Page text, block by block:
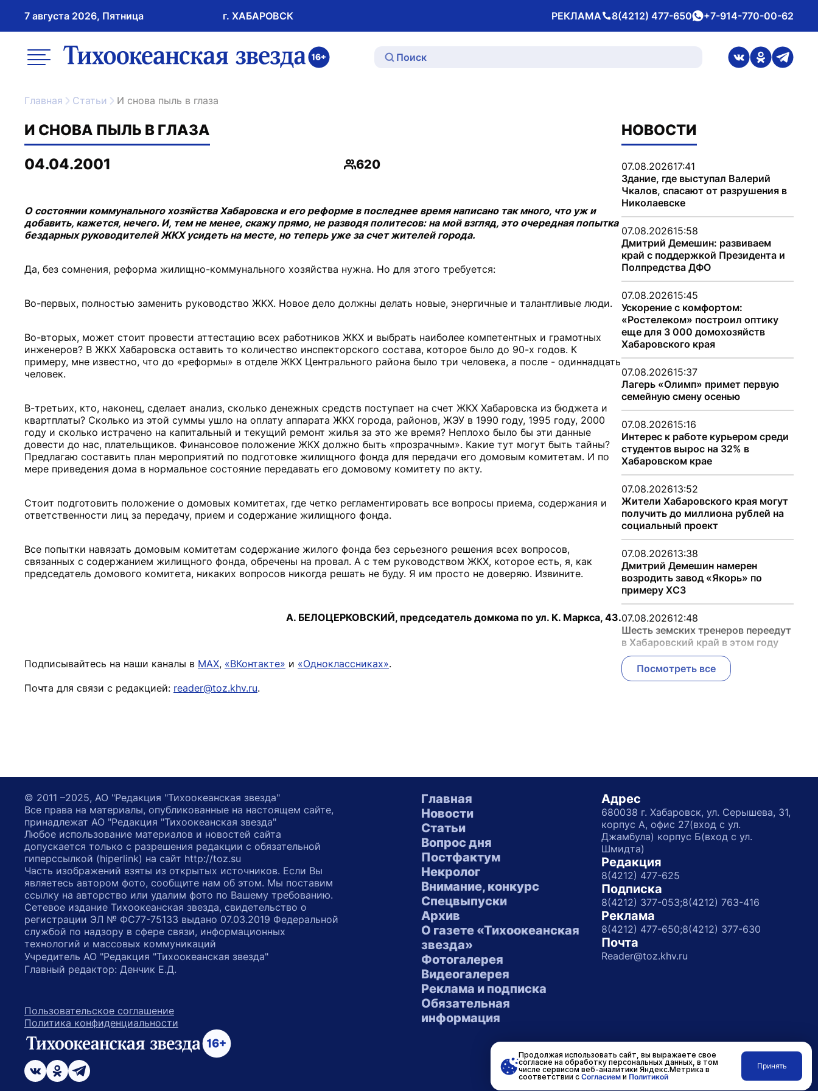
7 августа 2026, Пятница г. ХАБАРОВСК РЕКЛАМА
Телефон 8(4212) 477-650whatsApp
+7-914-770-00-62
меню ссылка на главную
ссылка на
ссылка на
Главная Статьи И снова пыль в глаза
И СНОВА ПЫЛЬ В ГЛАЗА
04.04.2001
Просмотры
620
О состоянии коммунального хозяйства Хабаровска и его реформе в последнее время написано так много, что уж и
добавить, кажется, нечего. И, тем не менее, скажу прямо, не разводя политесов: на мой взгляд, это очередная попытка
бездарных руководителей ЖКХ усидеть на месте, но теперь уже за счет жителей города.
Да, без сомнения, реформа жилищно-коммунального хозяйства нужна. Но для этого требуется:
Во-первых, полностью заменить руководство ЖКХ. Новое дело должны делать новые, энергичные и талантливые люди.
Во-вторых, может стоит провести аттестацию всех работников ЖКХ и выбрать наиболее компетентных и грамотных
инженеров? В ЖКХ Хабаровска оставить то количество инспекторского состава, которое было до 90-х годов. К
примеру, мне известно, что до «реформы» в отделе ЖКХ Центрального района было три человека, а после - одиннадцать
человек.
В-третьих, кто, наконец, сделает анализ, сколько денежных средств поступает на счет ЖКХ Хабаровска из бюджета и
квартплаты? Сколько из этой суммы ушло на оплату аппарата ЖКХ города, районов, ЖЭУ в 1990 году, 1995 году, 2000
году и сколько истрачено на капитальный и текущий ремонт жилья за это же время? Неплохо было бы эти данные
довести до нас, плательщиков. Финансовое положение ЖКХ должно быть «прозрачным». Какие тут могут быть тайны?
Предлагаю составить план мероприятий по подготовке жилищного фонда для передачи его домовым комитетам. И по
мере приведения дома в нормальное состояние передавать его домовому комитету по акту.
Стоит подготовить положение о домовых комитетах, где четко регламентировать все вопросы приема, содержания и
ответственности лиц за передачу, прием и содержание жилищного фонда.
Все попытки навязать домовым комитетам содержание жилого фонда без серьезного решения всех вопросов,
связанных с содержанием жилищного фонда, обречены на провал. А с тем руководством ЖКХ, которое есть, я, как
председатель домового комитета, никаких вопросов никогда решать не буду. Я им просто не доверяю. Извините.
А. БЕЛОЦЕРКОВСКИЙ, председатель домкома по ул. К. Маркса, 43.
Подписывайтесь на наши каналы в MAX, «ВКонтакте» и «Одноклассниках».
Почта для связи с редакцией: reader@toz.khv.ru.
НОВОСТИ
07.08.202617:41
Здание, где выступал Валерий
Чкалов, спасают от разрушения в
Николаевске
07.08.202615:58
Дмитрий Демешин: развиваем
край с поддержкой Президента и
Полпредства ДФО
07.08.202615:45
Ускорение с комфортом:
«Ростелеком» построил оптику
еще для 3 000 домохозяйств
Хабаровского края
07.08.202615:37
Лагерь «Олимп» примет первую
семейную смену осенью
07.08.202615:16
Интерес к работе курьером среди
студентов вырос на 32% в
Хабаровском крае
07.08.202613:52
Жители Хабаровского края могут
получить до миллиона рублей на
социальный проект
07.08.202613:38
Дмитрий Демешин намерен
возродить завод «Якорь» по
примеру ХСЗ
07.08.202612:48
Шесть земских тренеров переедут
в Хабаровский край в этом году
Посмотреть все
Главная
Новости
Статьи
Вопрос дня
Постфактум
Некролог
Внимание, конкурс
Спецвыпуски
Архив
О газете «Тихоокеанская
звезда»
Фотогалерея
Видеогалерея
Реклама и подписка
Обязательная
информация
Адрес
680038 г. Хабаровск, ул. Серышева, 31,
корпус А, офис 27(вход с ул.
Джамбула) корпус Б(вход с ул.
Шмидта)
Редакция
8(4212) 477-625
Подписка
8(4212) 377-053;8(4212) 763-416
Реклама
8(4212) 477-650;8(4212) 377-630
Почта
Reader@toz.khv.ru
© 2011 –2025, АО "Редакция "Тихоокеанская звезда"
Все права на материалы, опубликованные на настоящем сайте,
принадлежат АО "Редакция "Тихоокеанская звезда"
Любое использование материалов и новостей сайта
допускается только с разрешения редакции с обязательной
гиперссылкой (hiperlink) на сайт http://toz.su
Часть изображений взяты из открытых источников. Если Вы
являетесь автором фото, сообщите нам об этом. Мы поставим
ссылку на авторство или удалим фото по Вашему требованию.
Сетевое издание Тихоокеанская звезда, свидетельство о
регистрации ЭЛ № ФС77-75133 выдано 07.03.2019 Федеральной
службой по надзору в сфере связи, информационных
технологий и массовых коммуникаций
Учредитель АО "Редакция "Тихоокеанская звезда"
Главный редактор: Денчик Е.Д.
Пользовательское соглашение
Политика конфиденциальности
ссылка на главную
возрастное ограничение 16+
ссылка на страницу в Вконтакте
ссылка на страницу в Одноклассниках
ссылка на канал в Телеграмм Разработано вRASA
Продолжая использовать сайт, вы выражаете свое
согласие на обработку персональных данных, в том
числе сервисом веб-аналитики Яндекс.Метрика в
соответствии с Согласиеми Политикой
Принять